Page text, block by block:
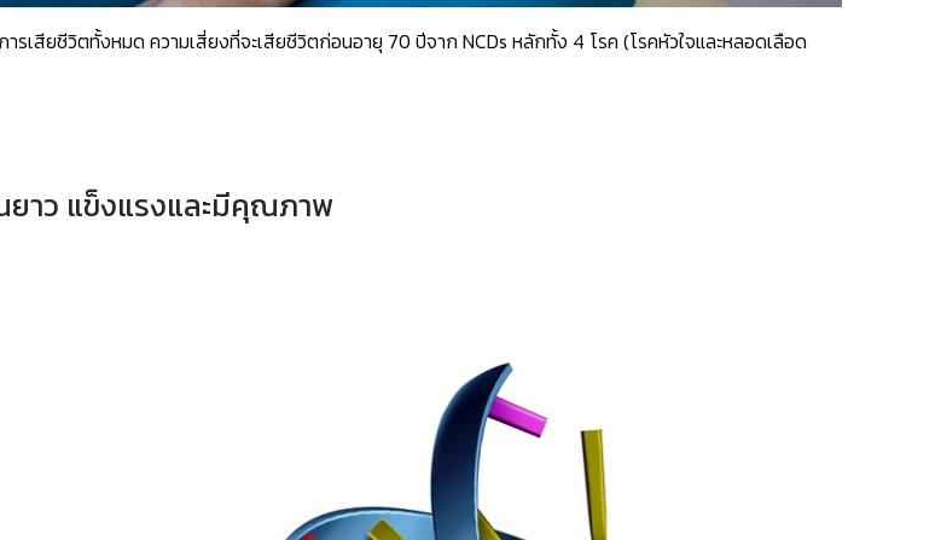
เสียชีวิตทั้งหมด ความเสี่ยงที่จะเสียชีวิตก่อนอายุ 70 ปีจาก NCDs หลักทั้ง 4 โรค (โรคหัวใจและหลอดเลือด
าว แข็งแรงและมีคุณภาพ